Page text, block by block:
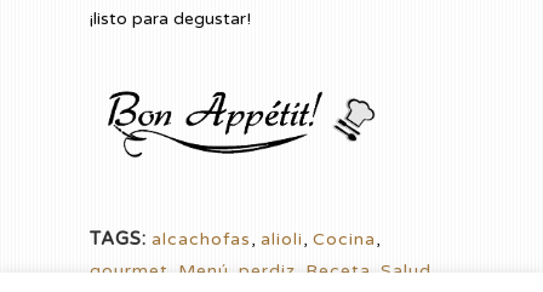
¡listo para degustar!
TAGS: alcachofas, alioli, Cocina,
gourmet
Menú perdiz Receta Salud